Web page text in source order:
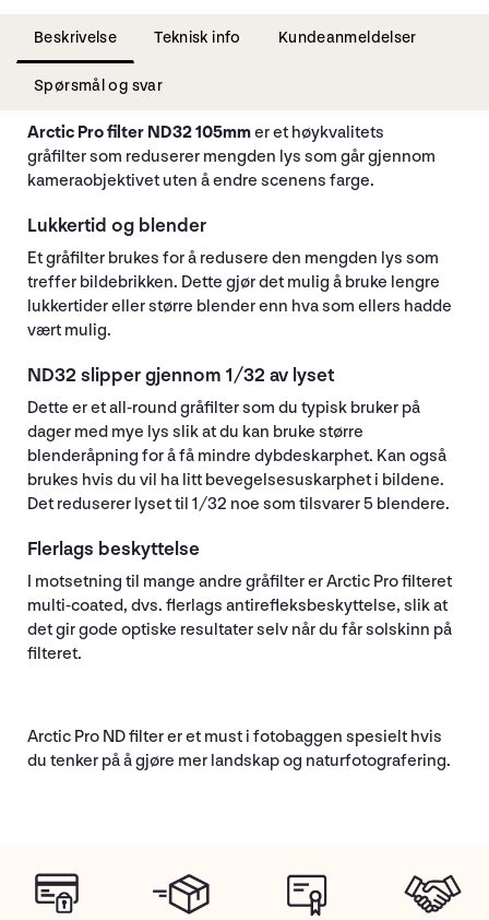
Beskrivelse Teknisk info Kundeanmeldelser
Spørsmål og svar
Arctic Pro filter ND32 105mmer et høykvalitets
gråfilter som reduserer mengden lys som går gjennom
kameraobjektivet uten å endre scenens farge.
Lukkertid og blender
Et gråfilter brukes for å redusere den mengden lys som
treffer bildebrikken. Dette gjør det mulig å bruke lengre
lukkertider eller større blender enn hva som ellers hadde
vært mulig.
ND32 slipper gjennom 1/32 av lyset
Dette er et all-round gråfilter som du typisk bruker på
dager med mye lys slik at du kan bruke større
blenderåpning for å få mindre dybdeskarphet. Kan også
brukes hvis du vil ha litt bevegelsesuskarphet i bildene.
Det reduserer lyset til 1/32 noe som tilsvarer 5 blendere.
Flerlags beskyttelse
I motsetning til mange andre gråfilter er Arctic Pro filteret
multi-coated, dvs. flerlags antirefleksbeskyttelse, slik at
det gir gode optiske resultater selv når du får solskinn på
filteret.
Arctic Pro ND filter er et must i fotobaggen spesielt hvis
du tenker på å gjøre mer landskap og naturfotografering.